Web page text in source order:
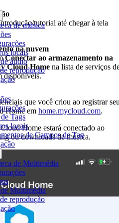
de música
locais
áudio
reprodução
Tags
locais
de Campos de Tag
de Multimédia
Multimédia
reprodução
tutorial até chegar à tela
na nuvem
Conectar ao armazenamento na
Cloud Home na lista de serviços
disponíveis.
que você criou ao registrar
Home em home.mycloud.com.
Home estará conectado ao
ou downloads de música.